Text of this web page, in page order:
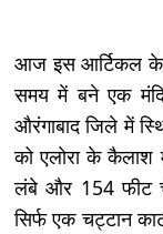
आज इस आर्टिकल के
समय में बने एक
औरंगाबाद जिले में
को एलोरा के कैलाश
लंबे और 154 फीट
सिर्फ एक चट्टान